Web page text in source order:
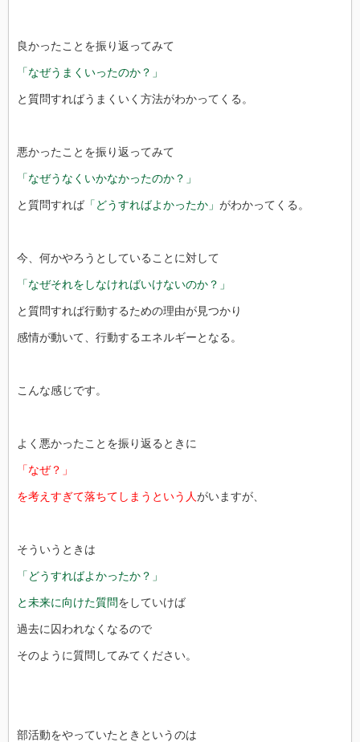
良かったことを振り返ってみて
「なぜうまくいったのか？」
と質問すればうまくいく方法がわかってくる。
悪かったことを振り返ってみて
「なぜうなくいかなかったのか？」
と質問すれば 「どうすればよかったか」 がわかってくる。
今、何かやろうとしていることに対して
「なぜそれをしなければいけないのか？」
と質問すれば行動するための理由が見つかり
感情が動いて、行動するエネルギーとなる。
こんな感じです。
よく悪かったことを振り返るときに
「なぜ？」
を考えすぎて落ちてしまうという人がいますが、
そういうときは
「どうすればよかったか？」
と未来に向けた質問をしていけば
過去に囚われなくなるので
そのように質問してみてください。
部活動をやっていたときというのは